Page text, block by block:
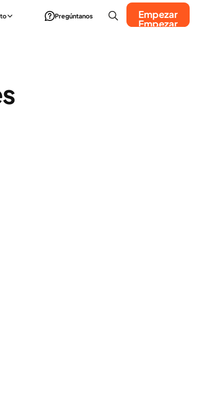
Pregúntanos
Empezar
Empezar